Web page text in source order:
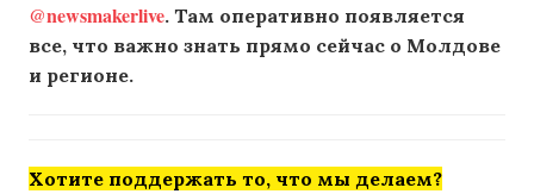
@newsmakerlive. Там оперативно появляется
все, что важно знать прямо сейчас о Молдове
и регионе.
Хотите поддержать то, что мы делаем?